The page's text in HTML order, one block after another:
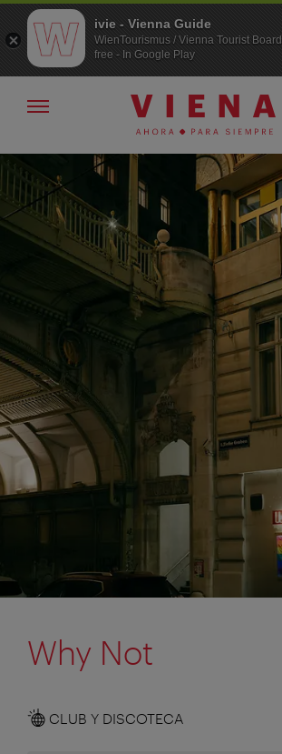
A
la
navegación
Al
contenido
Mostrar/ocultar
Why Not
CLUB Y DISCOTECA
ivie - Vienna Guide
WienTourismus / Vienna Tourist Board
free - In Google Play